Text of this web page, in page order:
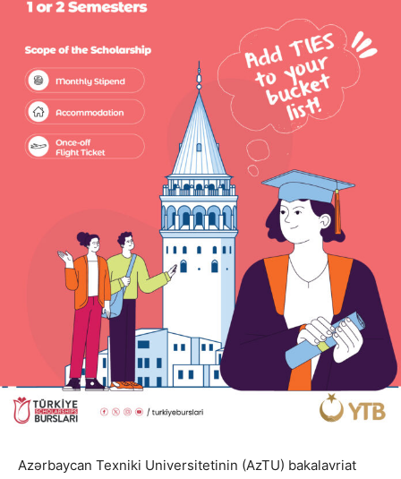
Azərbaycan Texniki Universitetinin (AzTU) bakalavriat